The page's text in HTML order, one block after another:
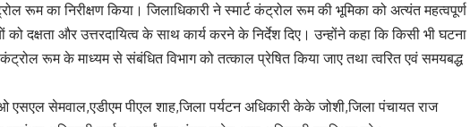
रूम का निरीक्षण किया। जिलाधिकारी ने स्मार्ट कंट्रोल रूम की भूमिका को अत्यंत महत्वपूर्ण
को दक्षता और उत्तरदायित्व के साथ कार्य करने के निर्देश दिए। उन्होंने कहा कि किसी भी घटना
कंट्रोल रूम के माध्यम से संबंधित विभाग को तत्काल प्रेषित किया जाए तथा त्वरित एवं समयबद्ध
एसएल सेमवाल,एडीएम पीएल शाह,जिला पर्यटन अधिकारी केके जोशी,जिला पंचायत राज